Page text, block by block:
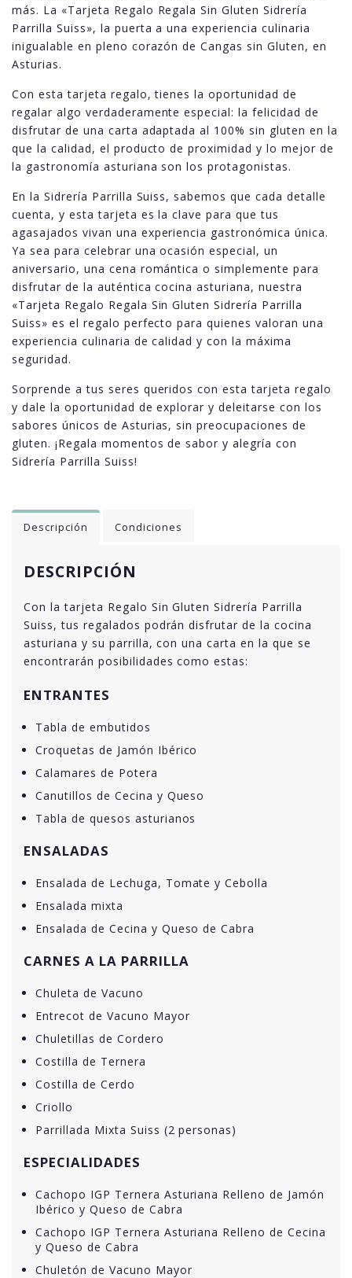
más. La «Tarjeta Regalo Regala Sin Gluten Sidrería
Parrilla Suiss», la puerta a una experiencia culinaria
inigualable en pleno corazón de Cangas sin Gluten, en
Asturias.
Con esta tarjeta regalo, tienes la oportunidad de
regalar algo verdaderamente especial: la felicidad de
disfrutar de una carta adaptada al 100% sin gluten en la
que la calidad, el producto de proximidad y lo mejor de
la gastronomía asturiana son los protagonistas.
En la Sidrería Parrilla Suiss, sabemos que cada detalle
cuenta, y esta tarjeta es la clave para que tus
agasajados vivan una experiencia gastronómica única.
Ya sea para celebrar una ocasión especial, un
aniversario, una cena romántica o simplemente para
disfrutar de la auténtica cocina asturiana, nuestra
«Tarjeta Regalo Regala Sin Gluten Sidrería Parrilla
Suiss» es el regalo perfecto para quienes valoran una
experiencia culinaria de calidad y con la máxima
seguridad.
Sorprende a tus seres queridos con esta tarjeta regalo
y dale la oportunidad de explorar y deleitarse con los
sabores únicos de Asturias, sin preocupaciones de
gluten. ¡Regala momentos de sabor y alegría con
Sidrería Parrilla Suiss!
Descripción Condiciones
DESCRIPCIÓN
Con la tarjeta Regalo Sin Gluten Sidrería Parrilla
Suiss, tus regalados podrán disfrutar de la cocina
asturiana y su parrilla, con una carta en la que se
encontrarán posibilidades como estas:
ENTRANTES
Tabla de embutidos
Croquetas de Jamón Ibérico
Calamares de Potera
Canutillos de Cecina y Queso
Tabla de quesos asturianos
ENSALADAS
Ensalada de Lechuga, Tomate y Cebolla
Ensalada mixta
Ensalada de Cecina y Queso de Cabra
CARNES A LA PARRILLA
Chuleta de Vacuno
Entrecot de Vacuno Mayor
Chuletillas de Cordero
Costilla de Ternera
Costilla de Cerdo
Criollo
Parrillada Mixta Suiss (2 personas)
ESPECIALIDADES
Cachopo IGP Ternera Asturiana Relleno de Jamón
Ibérico y Queso de Cabra
Cachopo IGP Ternera Asturiana Relleno de Cecina
y Queso de Cabra
Chuletón de Vacuno Mayor